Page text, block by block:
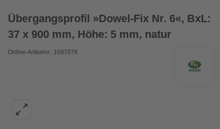
Übergangsprofil »Dowel-Fix Nr. 6«, BxL:
37 x 900 mm, Höhe: 5 mm, natur
Online-Artikelnr.: 1097078